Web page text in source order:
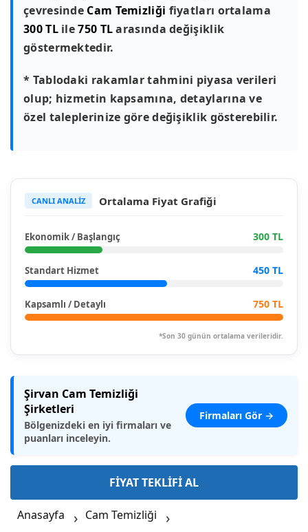
çevresinde Cam Temizliği fiyatları ortalama
300 TLile750 TLarasında değişiklik
göstermektedir.
* Tablodaki rakamlar tahmini piyasa verileri
olup; hizmetin kapsamına, detaylarına ve
özel taleplerinize göre değişiklik gösterebilir.
CANLI ANALİZ Ortalama Fiyat Grafiği
Ekonomik / Başlangıç 300 TL
Standart Hizmet 450 TL
Kapsamlı / Detaylı 750 TL
*Son 30 günün ortalama verileridir.
Şirvan Cam Temizliği
Şirketleri
Bölgenizdeki en iyi firmaları ve
puanları inceleyin.
Firmaları Gör →
FİYAT TEKLİFİ AL
Anasayfa Cam Temizliği